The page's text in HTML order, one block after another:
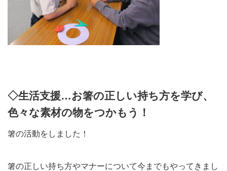
◇生活支援…お箸の正しい持ち方を学び、
色々な素材の物をつかもう！
箸の活動をしました！
箸の正しい持ち方やマナーについて今までもやってきまし